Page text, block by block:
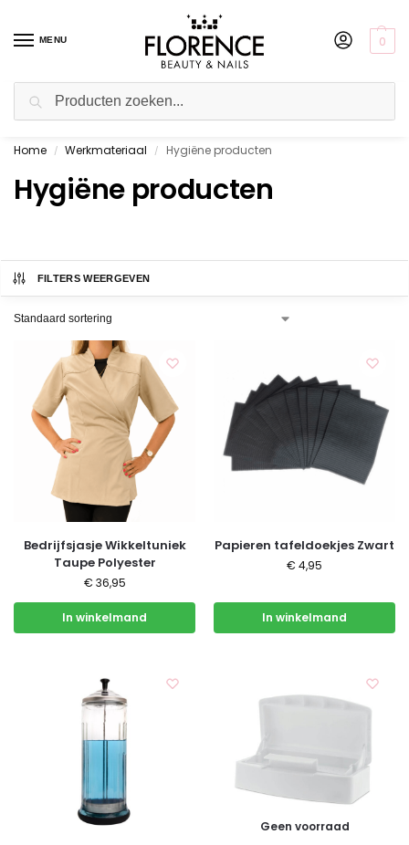
MENU 0
Gratis ophalen in de showroom
Home / Werkmateriaal / Hygiëne producten
Hygiëne producten
FILTERS WEERGEVEN
Bedrijfsjasje Wikkeltuniek
Taupe Polyester
€ 36,95
In winkelmand
Papieren tafeldoekjes Zwart
€ 4,95
In winkelmand
Geen voorraad